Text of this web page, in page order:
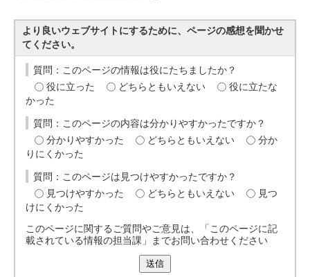
より良いウェブサイトにするために、ページの感想を聞かせ
てください。
質問：このページの情報は役にたちましたか？
役に立った
どちらともいえない
役に立たな
かった
質問：このページの内容は分かりやすかったですか？
分かりやすかった
どちらともいえない
分か
りにくかった
質問：このページは見つけやすかったですか？
見つけやすかった
どちらともいえない
見つ
けにくかった
このページに関するご質問やご意見は、「このページに記
載されている情報の担当課」までお問い合わせください
送信